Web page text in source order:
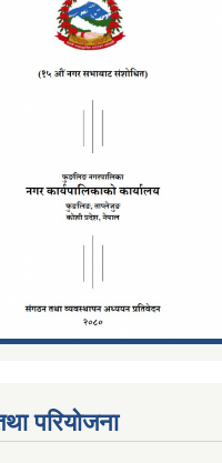
परियोजना